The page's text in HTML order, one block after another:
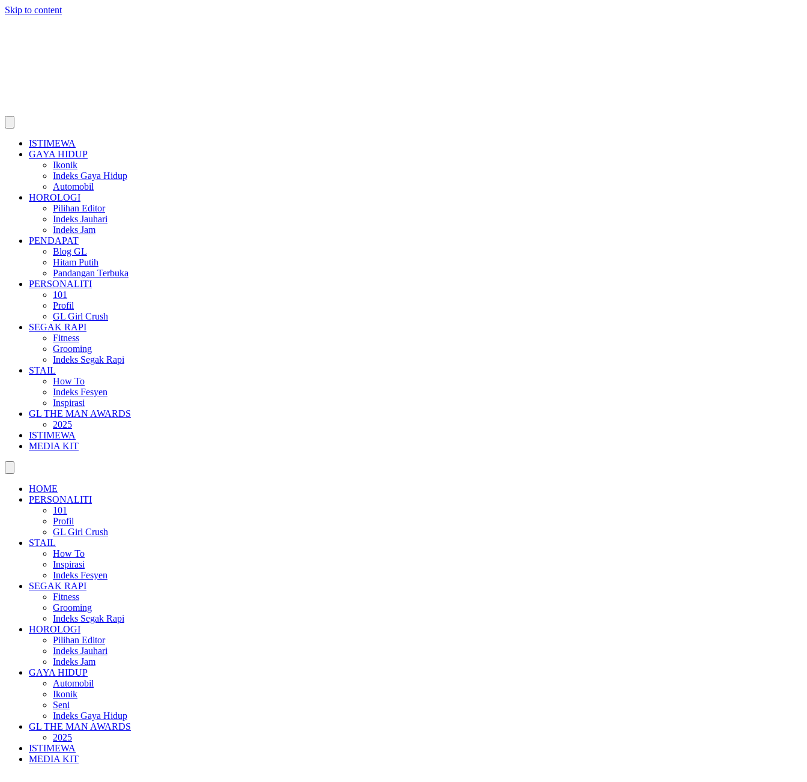
Skip to content
ISTIMEWA
GAYA HIDUP
Ikonik
Indeks Gaya Hidup
Automobil
HOROLOGI
Pilihan Editor
Indeks Jauhari
Indeks Jam
PENDAPAT
Blog GL
Hitam Putih
Pandangan Terbuka
PERSONALITI
101
Profil
GL Girl Crush
SEGAK RAPI
Fitness
Grooming
Indeks Segak Rapi
STAIL
How To
Indeks Fesyen
Inspirasi
GL THE MAN AWARDS
2025
ISTIMEWA
MEDIA KIT
HOME
PERSONALITI
101
Profil
GL Girl Crush
STAIL
How To
Inspirasi
Indeks Fesyen
SEGAK RAPI
Fitness
Grooming
Indeks Segak Rapi
HOROLOGI
Pilihan Editor
Indeks Jauhari
Indeks Jam
GAYA HIDUP
Automobil
Ikonik
Seni
Indeks Gaya Hidup
GL THE MAN AWARDS
2025
ISTIMEWA
MEDIA KIT